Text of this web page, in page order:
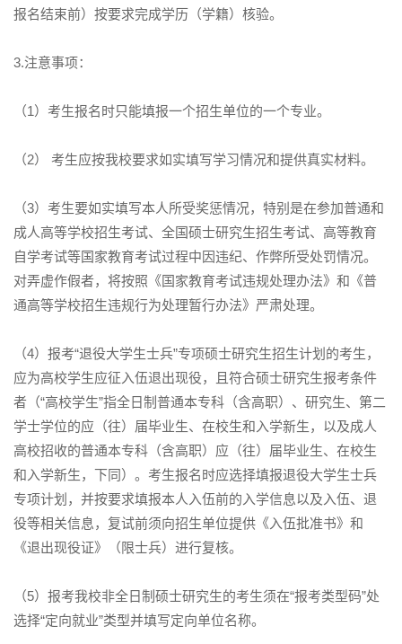
报名结束前）按要求完成学历（学籍）核验。
3.注意事项：
（1）考生报名时只能填报一个招生单位的一个专业。
（2） 考生应按我校要求如实填写学习情况和提供真实材料。
（3）考生要如实填写本人所受奖惩情况，特别是在参加普通和
成人高等学校招生考试、全国硕士研究生招生考试、高等教育
自学考试等国家教育考试过程中因违纪、作弊所受处罚情况。
对弄虚作假者，将按照《国家教育考试违规处理办法》和《普
通高等学校招生违规行为处理暂行办法》严肃处理。
（4）报考“退役大学生士兵”专项硕士研究生招生计划的考生，
应为高校学生应征入伍退出现役，且符合硕士研究生报考条件
者（“高校学生”指全日制普通本专科（含高职）、研究生、第二
学士学位的应（往）届毕业生、在校生和入学新生，以及成人
高校招收的普通本专科（含高职）应（往）届毕业生、在校生
和入学新生，下同）。考生报名时应选择填报退役大学生士兵
专项计划，并按要求填报本人入伍前的入学信息以及入伍、退
役等相关信息，复试前须向招生单位提供《入伍批准书》和
《退出现役证》（限士兵）进行复核。
（5）报考我校非全日制硕士研究生的考生须在“报考类型码”处
选择“定向就业”类型并填写定向单位名称。